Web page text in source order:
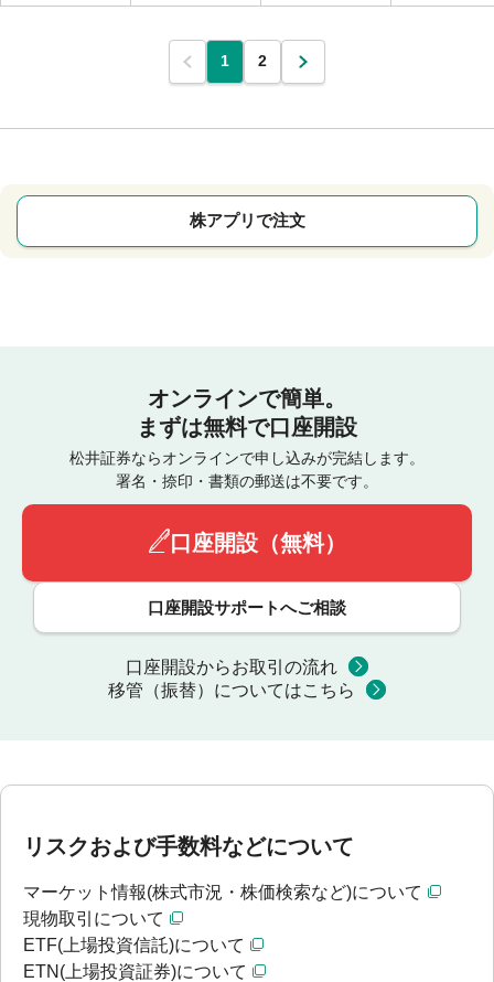
1 2
株アプリで注文
オンラインで簡単。
まずは無料で口座開設
松井証券ならオンラインで申し込みが完結します。
署名・捺印・書類の郵送は不要です。
口座開設（無料）
口座開設サポートへご相談
口座開設からお取引の流れ
移管（振替）についてはこちら
リスクおよび手数料などについて
マーケット情報(株式市況・株価検索など)について
現物取引について
ETF(上場投資信託)について
ETN(上場投資証券)について